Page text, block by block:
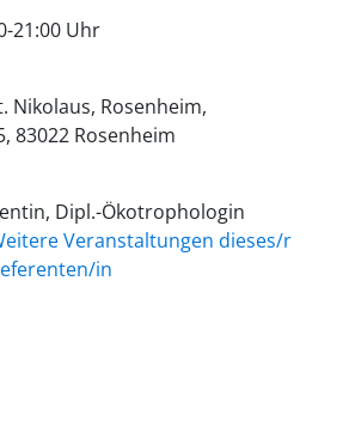
21:00 Uhr
Nikolaus, Rosenheim
83022 Rosenheim
Dipl.-Ökotrophologin
Veranstaltungen dieses/r
in